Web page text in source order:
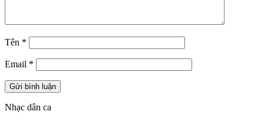
Tên *
Email *
Nhạc dân ca